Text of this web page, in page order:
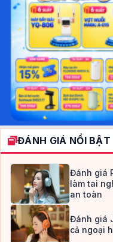
ĐÁNH GIÁ NỔI BẬT
Đánh giá
làm tai
an toàn
Đánh giá
cả ngoại